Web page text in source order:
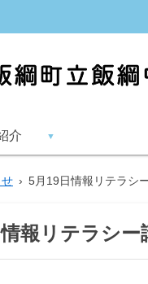
介
› 5月19日情報リテラシ
報リテラシー